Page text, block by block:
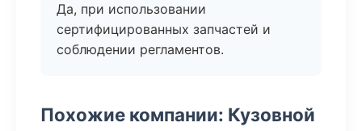
Да, при использовании
сертифицированных запчастей и
соблюдении регламентов.
Похожие компании: Кузовной